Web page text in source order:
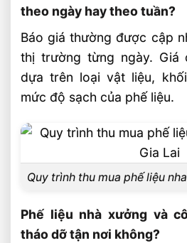
theo ngày hay theo tuần?
Báo giá thường được cập
thị trường từng ngày. Giá
dựa trên loại vật liệu,
mức độ sạch của phế liệu.
Quy trình thu mua phế liệu
Phế liệu nhà xưởng và
tháo dỡ tận nơi không?